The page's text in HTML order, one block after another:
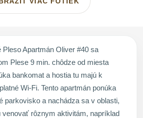
Apartmán Oliver #40 sa
Plese 9 min. chôdze od miesta
bankomat a hostia tu majú k
Wi-Fi. Tento apartmán ponúka
parkovisko a nachádza sa v oblasti,
venovať rôznym aktivitám, napríklad